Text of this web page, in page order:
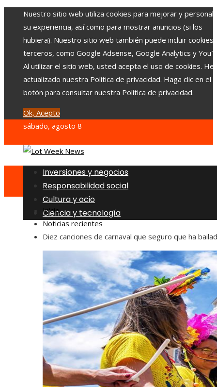
Nuestro sitio web utiliza cookies para mejorar y
su experiencia, así como para mostrar anuncios (si los
hubiera). Nuestro sitio web también puede incluir cookies
terceros, como Google Adsense, Google Analytics y
Al utilizar el sitio web, usted acepta el uso de cookies.
actualizado nuestra Política de privacidad. Haga clic en el
botón para consultar nuestra Política de privacidad.
Ok, Acepto
sábado, agosto 8
Inversiones y negocios
Responsabilidad social
Cultura y ocio
Ciencia y tecnología
Inicio
Noticias recientes
Diez canciones de carnaval que seguro que ha